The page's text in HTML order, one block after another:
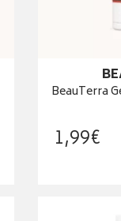
au panier
BeauTerra
1,99€